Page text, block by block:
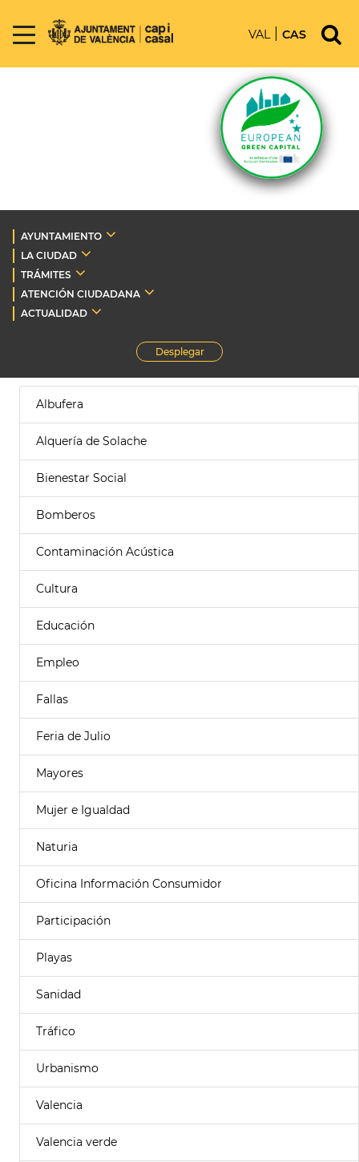
VAL CAS
AYUNTAMIENTO
LA CIUDAD
TRÁMITES
ATENCIÓN CIUDADANA
ACTUALIDAD
Desplegar
Albufera
Alquería de Solache
Bienestar Social
Bomberos
Contaminación Acústica
Cultura
Educación
Empleo
Fallas
Feria de Julio
Mayores
Mujer e Igualdad
Naturia
Oficina Información Consumidor
Participación
Playas
Sanidad
Tráfico
Urbanismo
Valencia
Valencia verde